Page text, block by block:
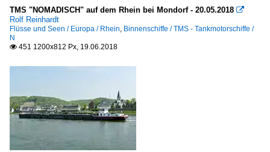
TMS "NOMADISCH" auf dem Rhein bei Mondorf - 20.05.2018 
Rolf Reinhardt
Flüsse und Seen / Europa / Rhein, Binnenschiffe / TMS - Tankmotorschiffe /
N
 451 1200x812 Px, 19.06.2018